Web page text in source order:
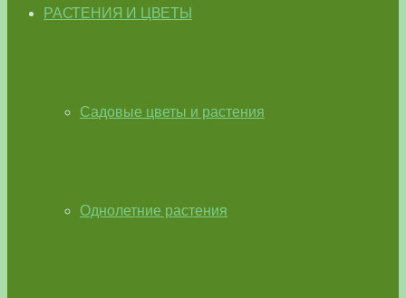
РАСТЕНИЯ И ЦВЕТЫ
Садовые цветы и растения
Однолетние растения